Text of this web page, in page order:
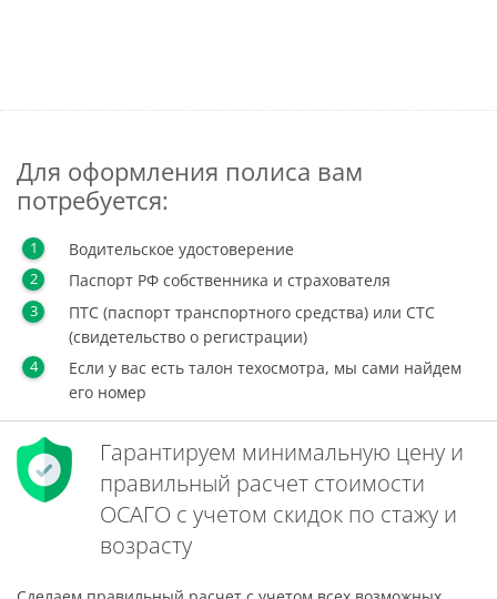
Для оформления полиса вам
потребуется:
Водительское удостоверение
Паспорт РФ собственника и страхователя
ПТС (паспорт транспортного средства) или СТС
(свидетельство о регистрации)
Если у вас есть талон техосмотра, мы сами найдем
его номер
Гарантируем минимальную цену и
правильный расчет стоимости
ОСАГО с учетом скидок по стажу и
возрасту